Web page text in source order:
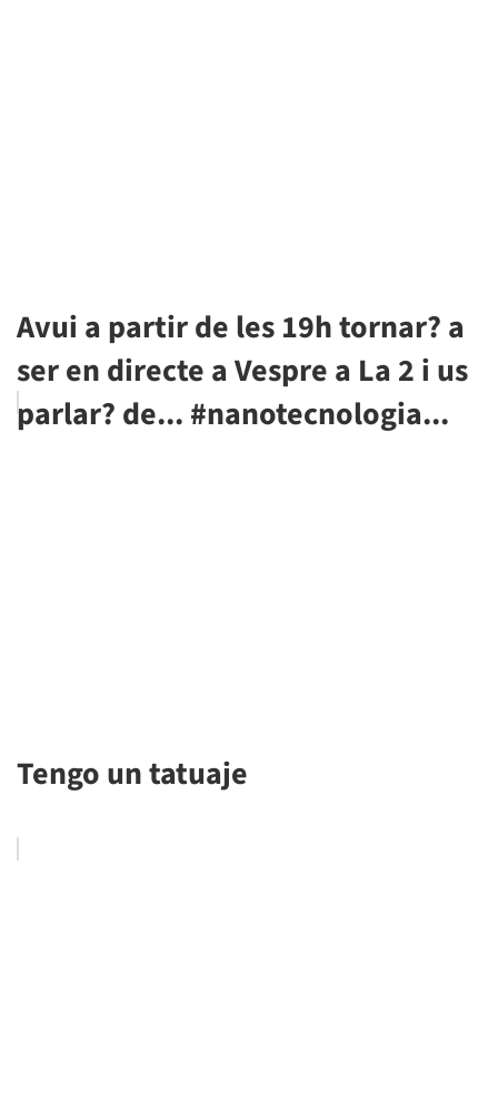
Avui a partir de les 19h tornar? a
ser en directe a Vespre a La 2 i us
parlar? de... #nanotecnologia...
Tengo un tatuaje